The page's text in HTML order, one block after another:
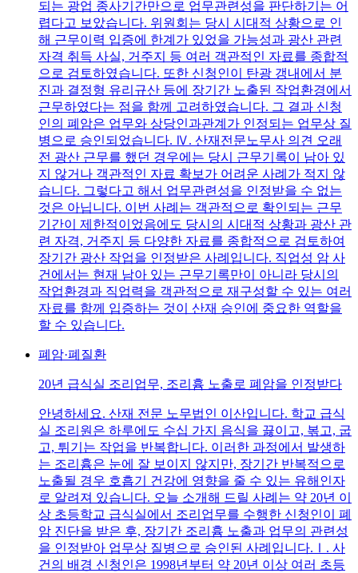
되는 광업 종사기간만으로 업무관련성을 판단하기는 어
렵다고 보았습니다. 위원회는 당시 시대적 상황으로 인
해 근무이력 입증에 한계가 있었을 가능성과 광산 관련
자격 취득 사실, 거주지 등 여러 객관적인 자료를 종합적
으로 검토하였습니다. 또한 신청인이 탄광 갱내에서 분
진과 결정형 유리규산 등에 장기간 노출된 작업환경에서
근무하였다는 점을 함께 고려하였습니다. 그 결과 신청
인의 폐암은 업무와 상당인과관계가 인정되는 업무상 질
병으로 승인되었습니다. Ⅳ. 산재전문노무사 의견 오래
전 광산 근무를 했던 경우에는 당시 근무기록이 남아 있
지 않거나 객관적인 자료 확보가 어려운 사례가 적지 않
습니다. 그렇다고 해서 업무관련성을 인정받을 수 없는
것은 아닙니다. 이번 사례는 객관적으로 확인되는 근무
기간이 제한적이었음에도 당시의 시대적 상황과 광산 관
련 자격, 거주지 등 다양한 자료를 종합적으로 검토하여
장기간 광산 작업을 인정받은 사례입니다. 직업성 암 사
건에서는 현재 남아 있는 근무기록만이 아니라 당시의
작업환경과 직업력을 객관적으로 재구성할 수 있는 여러
자료를 함께 입증하는 것이 산재 승인에 중요한 역할을
할 수 있습니다.
폐암·폐질환
20년 급식실 조리업무, 조리흄 노출로 폐암을 인정받다
안녕하세요. 산재 전문 노무법인 이산입니다. 학교 급식
실 조리원은 하루에도 수십 가지 음식을 끓이고, 볶고, 굽
고, 튀기는 작업을 반복합니다. 이러한 과정에서 발생하
는 조리흄은 눈에 잘 보이지 않지만, 장기간 반복적으로
노출될 경우 호흡기 건강에 영향을 줄 수 있는 유해인자
로 알려져 있습니다. 오늘 소개해 드릴 사례는 약 20년 이
상 초등학교 급식실에서 조리업무를 수행한 신청인이 폐
암 진단을 받은 후, 장기간 조리흄 노출과 업무의 관련성
을 인정받아 업무상 질병으로 승인된 사례입니다.Ⅰ. 사
건의 배경 신청인은 1998년부터 약 20년 이상 여러 초등